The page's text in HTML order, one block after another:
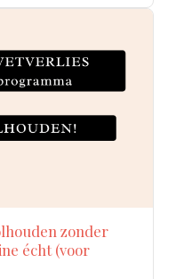
zonder
écht (voor